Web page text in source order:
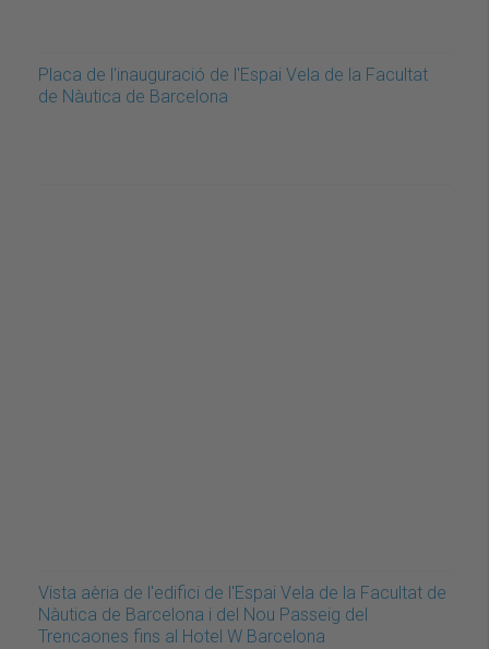
Placa de l'inauguració de l'Espai Vela de la Facultat
de Nàutica de Barcelona
Vista aèria de l'edifici de l'Espai Vela de la Facultat de
Nàutica de Barcelona i del Nou Passeig del
Trencaones fins al Hotel W Barcelona